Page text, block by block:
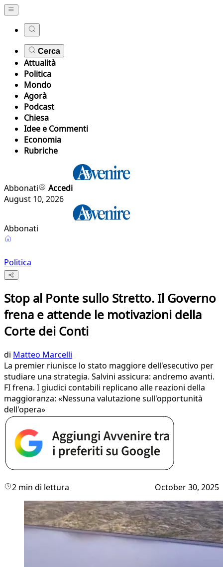
Cerca
Attualità
Politica
Mondo
Agorà
Podcast
Chiesa
Idee e Commenti
Economia
Rubriche
Abbonati
Accedi
August 10, 2026
Abbonati
Politica
Stop al Ponte sullo Stretto. Il Governo
frena e attende le motivazioni della
Corte dei Conti
di Matteo Marcelli
La premier riunisce lo stato maggiore dell'esecutivo per
studiare una strategia. Salvini assicura: andremo avanti.
FI frena. I giudici contabili replicano alle reazioni della
maggioranza: «Nessuna valutazione sull'opportunità
dell'opera»
2 min di lettura October 30, 2025